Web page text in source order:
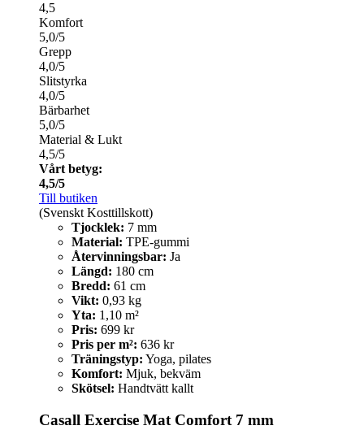
4,5
Komfort
5,0/5
Grepp
4,0/5
Slitstyrka
4,0/5
Bärbarhet
5,0/5
Material & Lukt
4,5/5
Vårt betyg:
4,5/5
Till butiken
(Svenskt Kosttillskott)
Tjocklek: 7 mm
Material: TPE-gummi
Återvinningsbar: Ja
Längd: 180 cm
Bredd: 61 cm
Vikt: 0,93 kg
Yta: 1,10 m²
Pris: 699 kr
Pris per m²: 636 kr
Träningstyp: Yoga, pilates
Komfort: Mjuk, bekväm
Skötsel: Handtvätt kallt
Casall Exercise Mat Comfort 7 mm